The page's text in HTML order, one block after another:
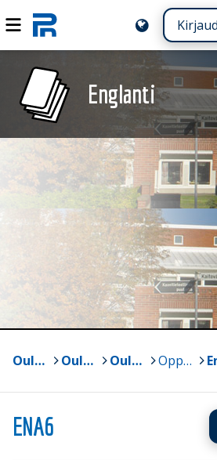
Englanti
Oulun yliopisto Oulun normaalikoulun lukio ja perusasteen vs. 7-9 Oulun normaalikoulun lukio Oppiaineet
ENA6